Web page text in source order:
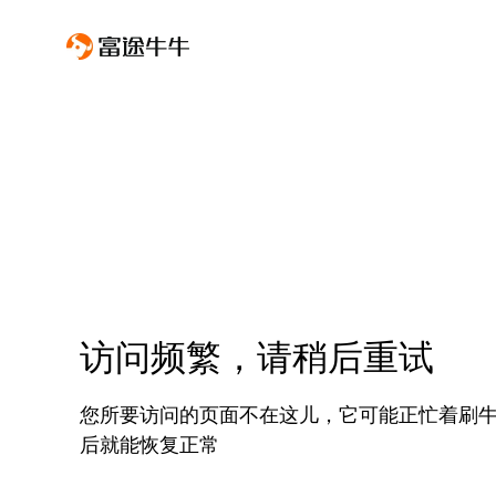
访问频繁，请稍后重试
您所要访问的页面不在这儿，它可能正忙着刷
后就能恢复正常